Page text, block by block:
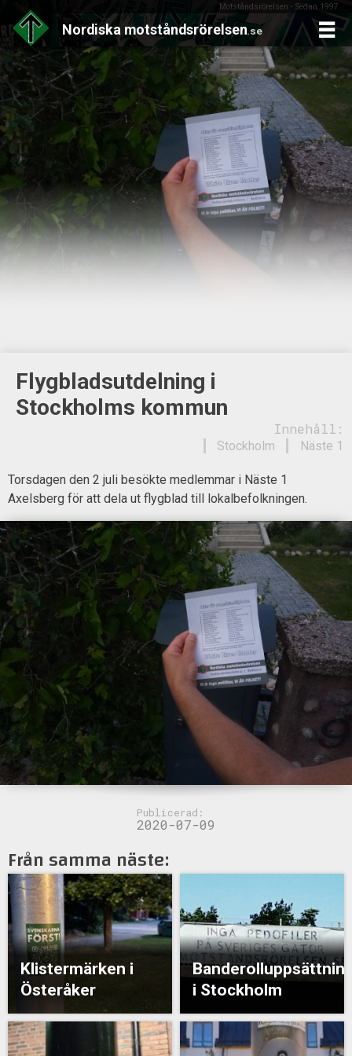
Motståndsrörelsen - Sedan 1997
Nordiska motståndsrörelsen.se
Skip
to
content
Flygbladsutdelning i
Stockholms kommun
Innehåll:
Näste 1
Stockholm
Torsdagen den 2 juli besökte medlemmar i Näste 1
Axelsberg för att dela ut flygblad till lokalbefolkningen.
Publicerad:
2020-07-09
Från samma näste:
Klistermärken i
Österåker
i Stockholm